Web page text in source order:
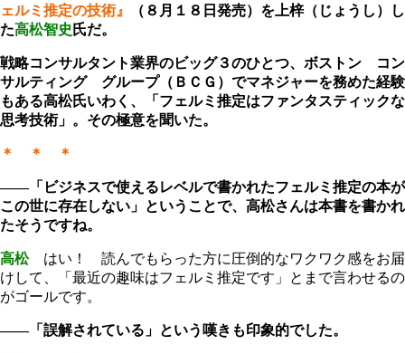
ェルミ推定の技術』
（８月１８日発売）を上梓（じょうし）し
た高松智史 氏だ。
戦略コンサルタント業界のビッグ３のひとつ、ボストン コン
サルティング グループ（ＢＣＧ）でマネジャーを務めた経験
もある高松氏いわく、「フェルミ推定はファンタスティックな
思考技術」。その極意を聞いた。
＊ ＊ ＊
――「ビジネスで使えるレベルで書かれたフェルミ推定の本が
この世に存在しない」ということで、高松さんは本書を書かれ
たそうですね。
高松はい！ 読んでもらった方に圧倒的なワクワク感をお届
けして、「最近の趣味はフェルミ推定です」とまで言わせるの
がゴールです。
――「誤解されている」という嘆きも印象的でした。